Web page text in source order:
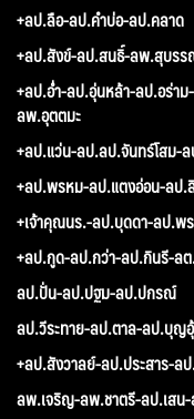
+ลป.ลือ-ลป.คำบ่อ-ลป.คลาด
+ลป.สังข์-ลป.สนธิ์-ลพ.สุบร
+ลป.อ่ำ-ลป.อุ่นหล้า-ลป.อร่าม-
ลพ.อุตตมะ
+ลป.แว่น-ลป.ลป.จันทร์โสม-
+ลป.พรหม-ลป.แตงอ่อน-ลป.
+เจ้าคุณนร.-ลป.บุดดา-ลป.พ
+ลป.กูด-ลป.กว่า-ลป.กินรี-ล
ลป.ปั่น-ลป.ปฐม-ลป.ปกรณ์
ลป.วีระทาย-ลป.ตาล-ลป.บุญ
+ลป.สังวาลย์-ลป.ประสาร-ล
ลพ.เจริญ-ลพ.ชาตรี-ลป.เสน